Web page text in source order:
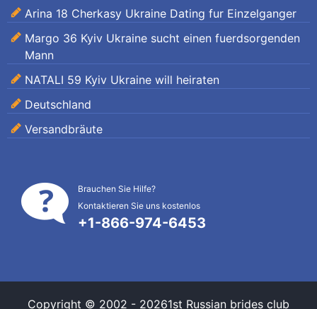
Arina 18 Cherkasy Ukraine Dating fur Einzelganger
Margo 36 Kyiv Ukraine sucht einen fuerdsorgenden
Mann
NATALI 59 Kyiv Ukraine will heiraten
Deutschland
Versandbräute
Brauchen Sie Hilfe?
Kontaktieren Sie uns kostenlos
+1-866-974-6453
Copyright © 2002 - 20261st Russian brides club